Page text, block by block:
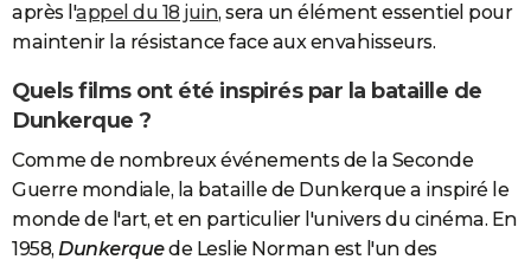
après l'appel du 18 juin, sera un élément essentiel pour
maintenir la résistance face aux envahisseurs.
Quels films ont été inspirés par la bataille de
Dunkerque ?
Comme de nombreux événements de la Seconde
Guerre mondiale, la bataille de Dunkerque a inspiré le
monde de l'art, et en particulier l'univers du cinéma. En
1958, Dunkerquede Leslie Norman est l'un des